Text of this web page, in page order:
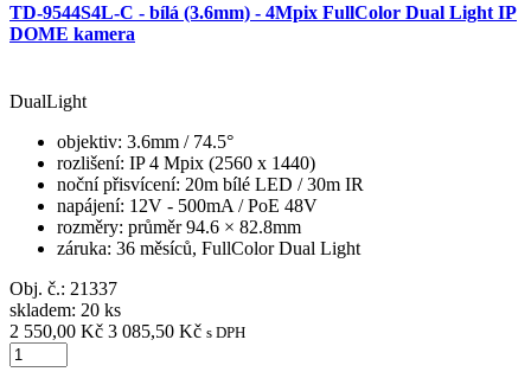
TD-9544S4L-C - bílá (3.6mm) - 4Mpix FullColor Dual Light IP
DOME kamera
DualLight
objektiv: 3.6mm / 74.5°
rozlišení: IP 4 Mpix (2560 x 1440)
noční přisvícení: 20m bílé LED / 30m IR
napájení: 12V - 500mA / PoE 48V
rozměry: průměr 94.6 × 82.8mm
záruka: 36 měsíců, FullColor Dual Light
Obj. č.: 21337
skladem: 20 ks
2 550,00 Kč 3 085,50 Kč s DPH